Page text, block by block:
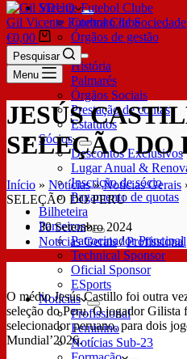
SDUQ
Contrato de Sociedade
Órgãos de gestão
Clube
História
Palmarés
Órgãos Sociais
Prestação de contas
Estatutos
Sócios
Descontos Exclusivos
Lugar Anual &
Inscrição de sócio
Pagamento de quotas
Bilheteira
Parceiros
Patrocinador Principal
Technical Sponsor
Oficial Sponsor
ESports
Notícias
Profissional
Feminino
Notícias Sub-23
Gil Vicente Futebol Clube
€0,00
Pesquisar
Menu
JESÚS
SELEÇÃO DO
Início » Notícias»Notícias Gerais
SELEÇÃO DO PERU
30 Setembro 2024
Notícias Gerais/Profissional
O médio Jesús Castillo foi outra
seleção do Peru. O jogador Gilista
selecionador peruano, para dois
Mundial’2026.